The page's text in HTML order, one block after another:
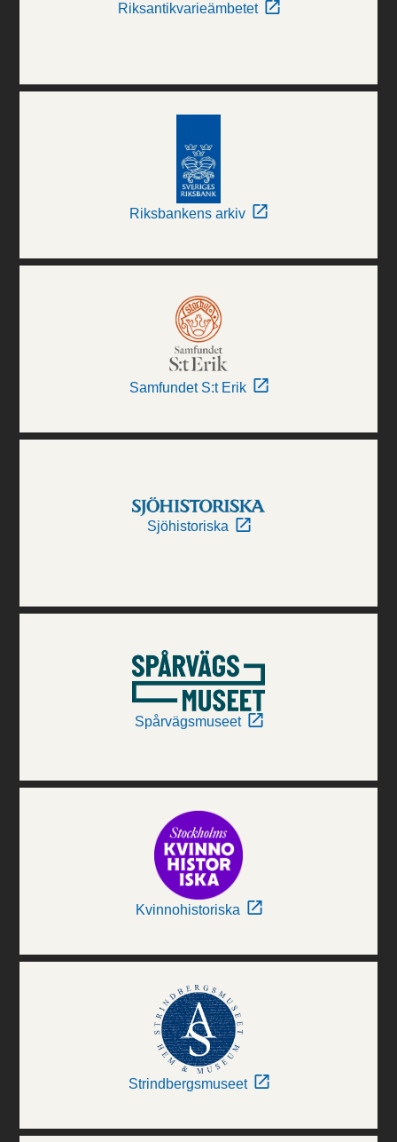
Riksantikvarieämbetet
Riksbankens arkiv
Samfundet S:t Erik
Sjöhistoriska
Spårvägsmuseet
Kvinnohistoriska
Strindbergsmuseet